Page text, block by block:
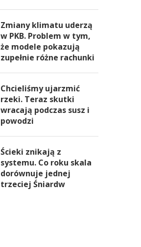
Zmiany klimatu uderzą
w PKB. Problem w tym,
że modele pokazują
zupełnie różne rachunki
Chcieliśmy ujarzmić
rzeki. Teraz skutki
wracają podczas susz i
powodzi
Ścieki znikają z
systemu. Co roku skala
dorównuje jednej
trzeciej Śniardw